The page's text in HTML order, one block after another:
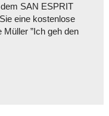
SAN ESPRIT
eine kostenlose
”Ich geh den